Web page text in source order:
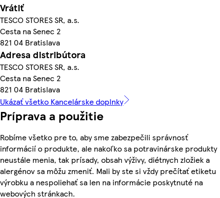
Vrátiť
TESCO STORES SR, a.s.
Cesta na Senec 2
821 04 Bratislava
Adresa distribútora
TESCO STORES SR, a.s.
Cesta na Senec 2
821 04 Bratislava
Ukázať všetko Kancelárske doplnky
Príprava a použitie
Robíme všetko pre to, aby sme zabezpečili správnosť
informácií o produkte, ale nakoľko sa potravinárske produkty
neustále menia, tak prísady, obsah výživy, diétnych zložiek a
alergénov sa môžu zmeniť. Mali by ste si vždy prečítať etiketu
výrobku a nespoliehať sa len na informácie poskytnuté na
webových stránkach.